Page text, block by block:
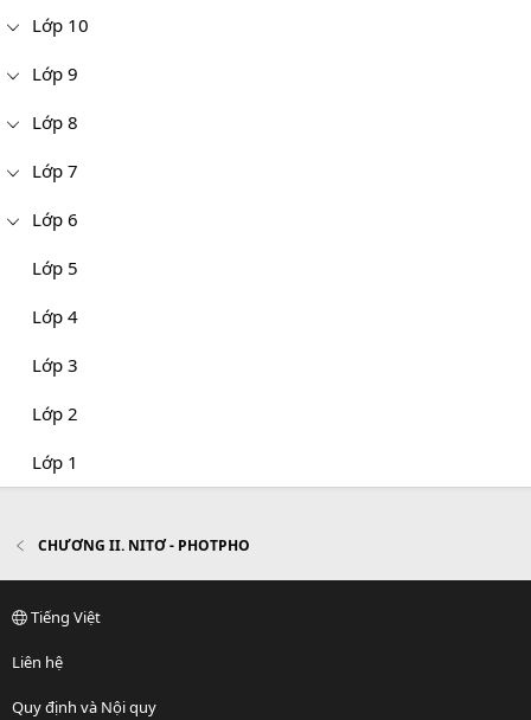
Lớp 10
Lớp 9
Lớp 8
Lớp 7
Lớp 6
Lớp 5
Lớp 4
Lớp 3
Lớp 2
Lớp 1
CHƯƠNG II. NITƠ - PHOTPHO
Tiếng Việt
Liên hệ
Quy định và Nội quy